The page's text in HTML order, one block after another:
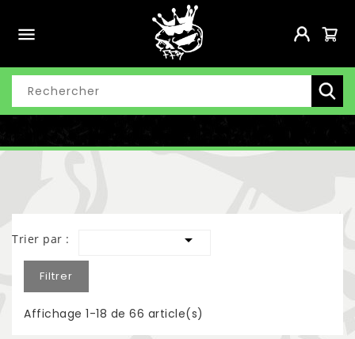

Trier par : 
Filtrer
Affichage 1-18 de 66 article(s)